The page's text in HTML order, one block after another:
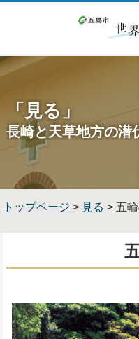
「見る」
長崎と天草地方の潜
トップページ > 見る > 五